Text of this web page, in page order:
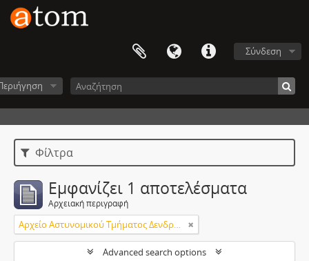
Σύνδεση
Φίλτρα
Εμφανίζει 1 αποτελέσματα
Αρχειακή περιγραφή
Αρχείο Αστυνομικού Τμήματος Δενδροποτάμου
Advanced search options